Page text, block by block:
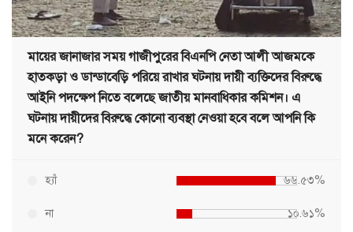
মায়ের জানাজার সময় গাজীপুরের বিএনপি নেতা আলী আজমকে
হাতকড়া ও ডান্ডাবেড়ি পরিয়ে রাখার ঘটনায় দায়ী ব্যক্তিদের বিরুদ্ধে
আইনি পদক্ষেপ নিতে বলেছে জাতীয় মানবাধিকার কমিশন। এ
ঘটনায় দায়ীদের বিরুদ্ধে কোনো ব্যবস্থা নেওয়া হবে বলে আপনি কি
মনে করেন?
হ্যাঁ ৬৬.৫৩%
না ১০.৬১%